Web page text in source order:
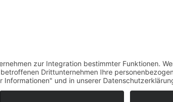
© 2026 - THERMOTEX NAGEL GmbH.